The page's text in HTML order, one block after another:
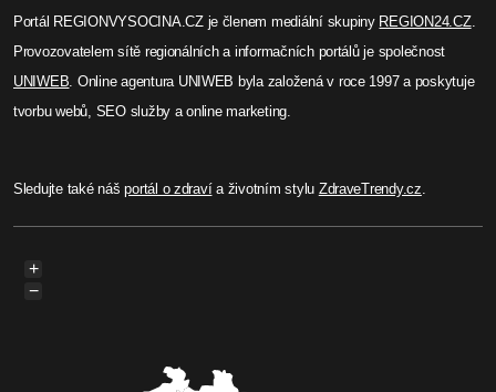
Portál REGIONVYSOCINA.CZ je členem mediální skupiny REGION24.CZ.
Provozovatelem sítě regionálních a informačních portálů je společnost
UNIWEB . Online agentura UNIWEB byla založená v roce 1997 a poskytuje
tvorbu webů, SEO služby a online marketing.
Sledujte také nášportál o zdravía životním stylu ZdraveTrendy.cz
+
−